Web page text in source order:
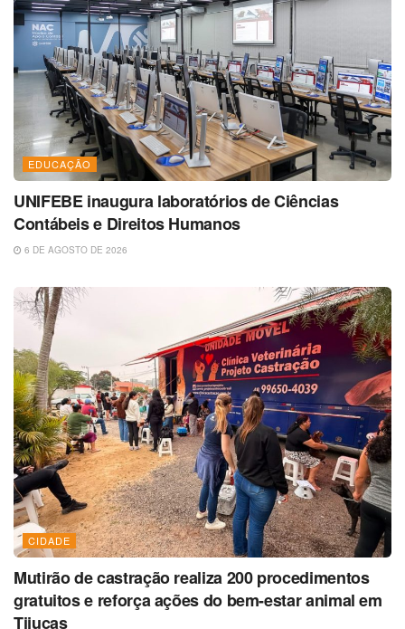
EDUCAÇÃO
UNIFEBE inaugura laboratórios de Ciências
Contábeis e Direitos Humanos
6 DE AGOSTO DE 2026
CIDADE
Mutirão de castração realiza 200 procedimentos
gratuitos e reforça ações do bem-estar animal em
Tijucas